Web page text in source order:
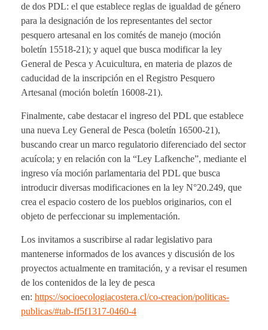
de dos PDL: el que establece reglas de igualdad de género
para la designación de los representantes del sector
pesquero artesanal en los comités de manejo (moción
boletín 15518-21); y aquel que busca modificar la ley
General de Pesca y Acuicultura, en materia de plazos de
caducidad de la inscripción en el Registro Pesquero
Artesanal (moción boletín 16008-21).
Finalmente, cabe destacar el ingreso del PDL que establece
una nueva Ley General de Pesca (boletín 16500-21),
buscando crear un marco regulatorio diferenciado del sector
acuícola; y en relación con la “Ley Lafkenche”, mediante el
ingreso vía moción parlamentaria del PDL que busca
introducir diversas modificaciones en la ley N°20.249, que
crea el espacio costero de los pueblos originarios, con el
objeto de perfeccionar su implementación.
Los invitamos a suscribirse al radar legislativo para
mantenerse informados de los avances y discusión de los
proyectos actualmente en tramitación, y a revisar el resumen
de los contenidos de la ley de pesca
en: https://socioecologiacostera.cl/co-creacion/politicas-
publicas/#tab-ff5f1317-0460-4